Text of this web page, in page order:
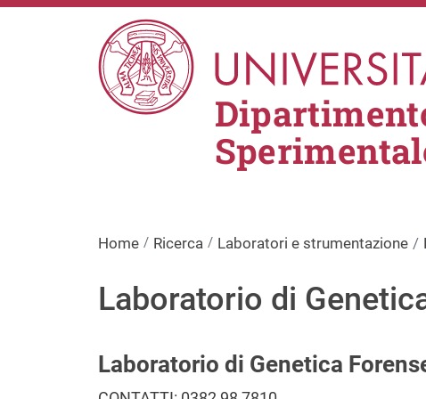
Salta al contenuto principale
Home Ricerca Laboratori e strumentazione
Laboratorio di
Laboratorio di Genetica